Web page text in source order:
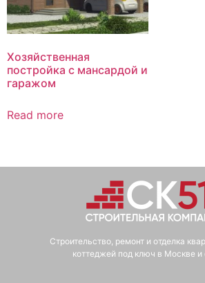
Хозяйственная
постройка с мансардой и
гаражом
Read more
Строительство, ремонт и отделка
коттеджей под ключ в Москве и